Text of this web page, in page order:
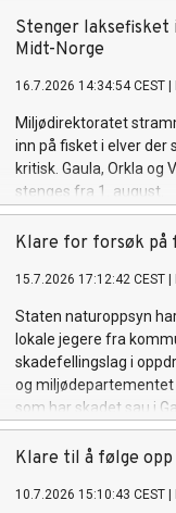
Stenger
Midt-Norge
16.7.2026 14:34:54 CEST
Miljødirektoratet
inn på fisket i elver der
kritisk. Gaula, Orkla og
stenges fra 1. august.
Klare for forsøk på
15.7.2026 17:12:42 CEST
Staten naturoppsyn
lokale jegere fra
skadefellingslag i
og miljødepartementet
som har skadet sau i
Klare til å følge opp
10.7.2026 15:10:43 CEST